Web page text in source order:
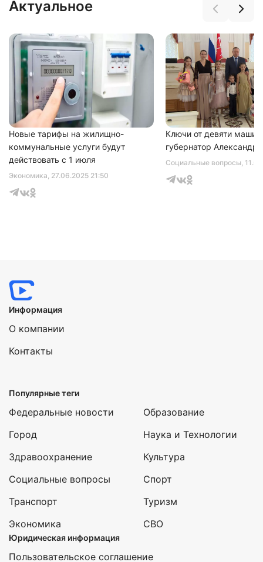
Актуальное
Экономика, 27.06.2025 21:50
Новые тарифы на жилищно-
коммунальные услуги будут
действовать с 1 июля
Социальные вопросы,
Ключи от девяти машин
губернатор Александр
Информация
О компании
Контакты
Популярные теги
Федеральные новости
Город
Здравоохранение
Социальные вопросы
Транспорт
Экономика
Образование
Наука и Технологии
Культура
Спорт
Туризм
СВО
Юридическая информация
Пользовательское соглашение